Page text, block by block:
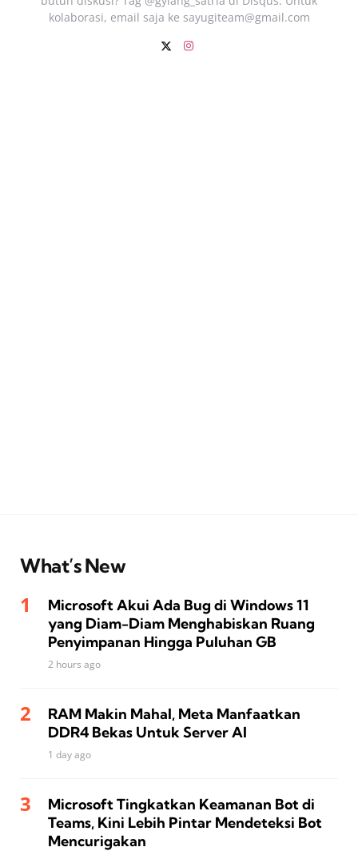
kolaborasi, email saja ke sayugiteam@gmail.com
What’s New
Microsoft Akui Ada Bug di Windows 11
yang Diam-Diam Menghabiskan Ruang
Penyimpanan Hingga Puluhan GB
2 hours ago
RAM Makin Mahal, Meta Manfaatkan
DDR4 Bekas Untuk Server AI
1 day ago
Microsoft Tingkatkan Keamanan Bot di
Teams, Kini Lebih Pintar Mendeteksi Bot
Mencurigakan